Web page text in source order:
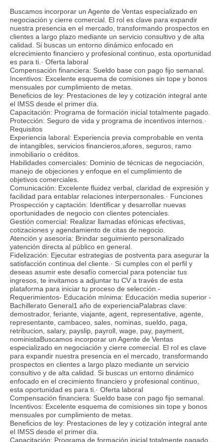
Buscamos incorporar un Agente de Ventas especializado en
negociación y cierre comercial. El rol es clave para expandir
nuestra presencia en el mercado, transformando prospectos en
clientes a largo plazo mediante un servicio consultivo y de alta
calidad. Si buscas un entorno dinámico enfocado en
elcrecimiento financiero y profesional continuo, esta oportunidad
es para ti.· Oferta laboral
Compensación financiera: Sueldo base con pago fijo semanal.
Incentivos: Excelente esquema de comisiones sin tope y bonos
mensuales por cumplimiento de metas.
Beneficios de ley: Prestaciones de ley y cotización integral ante
el IMSS desde el primer día.
Capacitación: Programa de formación inicial totalmente pagado.
Protección: Seguro de vida y programa de incentivos internos.·
Requisitos
Experiencia laboral: Experiencia previa comprobable en venta
de intangibles, servicios financieros,afores, seguros, ramo
inmobiliario o créditos.
Habilidades comerciales: Dominio de técnicas de negociación,
manejo de objeciones y enfoque en el cumplimiento de
objetivos comerciales.
Comunicación: Excelente fluidez verbal, claridad de expresión y
facilidad para entablar relaciones interpersonales.· Funciones
Prospección y captación: Identificar y desarrollar nuevas
oportunidades de negocio con clientes potenciales.
Gestión comercial: Realizar llamadas efónicas efectivas,
cotizaciones y agendamiento de citas de negocio.
Atención y asesoría: Brindar seguimiento personalizado
yatención directa al público en general.
Fidelización: Ejecutar estrategias de postventa para asegurar la
satisfacción continua del cliente.· Si cumples con el perfil y
deseas asumir este desafío comercial para potenciar tus
ingresos, te invitamos a adjuntar tu CV a través de esta
plataforma para iniciar tu proceso de selección.-
Requerimientos- Educación mínima: Educación media superior -
Bachillerato General1 año de experienciaPalabras clave:
demostrador, feriante, viajante, agent, representative, agente,
representante, cambaceo, sales, nominas, sueldo, paga,
retribucion, salary, payslip, payroll, wage, pay, payment,
noministaBuscamos incorporar un Agente de Ventas
especializado en negociación y cierre comercial. El rol es clave
para expandir nuestra presencia en el mercado, transformando
prospectos en clientes a largo plazo mediante un servicio
consultivo y de alta calidad. Si buscas un entorno dinámico
enfocado en el crecimiento financiero y profesional continuo,
esta oportunidad es para ti.· Oferta laboral
Compensación financiera: Sueldo base con pago fijo semanal.
Incentivos: Excelente esquema de comisiones sin tope y bonos
mensuales por cumplimiento de metas.
Beneficios de ley: Prestaciones de ley y cotización integral ante
el IMSS desde el primer día.
Capacitación: Programa de formación inicial totalmente pagado.